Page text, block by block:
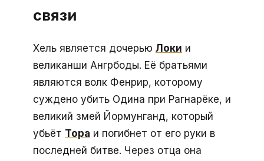
связи
Хель является дочерью Локи и
великанши Ангрбоды. Её братьями
являются волк Фенрир, которому
суждено убить Одина при Рагнарёке, и
великий змей Йормунганд, который
убьёт Тора и погибнет от его руки в
последней битве. Через отца она